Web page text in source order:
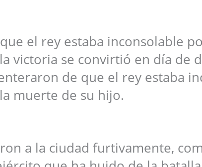
el rey estaba inconsolable
victoria se convirtió en día de
de que el rey estaba
muerte de su hijo.
a la ciudad furtivamente,